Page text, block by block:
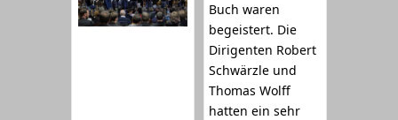
Buch waren
begeistert. Die
Dirigenten Robert
Schwärzle und
Thomas Wolff
hatten ein sehr